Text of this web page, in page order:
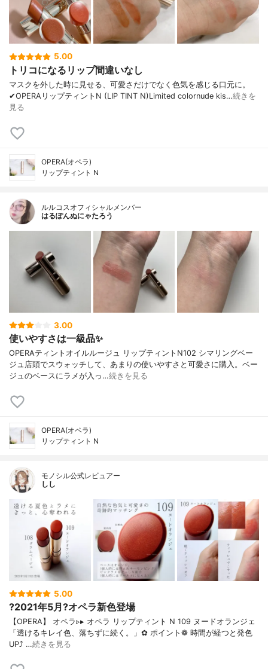
5.00
トリコになるリップ間違いなし
マスクを外した時に見せる、可愛さだけでなく色気を感じる口元に。
✔︎OPERAリップティントN (LIP TINT N)Limited colornude kis…続きを
見る
OPERA(オペラ)
リップティント N
ルルコスオフィシャルメンバー
はるぽんぬにゃたろう
3.00
使いやすさは一級品✨
OPERAティントオイルルージュ リップティントN102 シマリングベー
ジュ店頭でスウォッチして、あまりの使いやすさと可愛さに購入。ベー
ジュのベースにラメが入っ…続きを見る
OPERA(オペラ)
リップティント N
モノシル公式レビュアー
しし
5.00
?2021年5月?オペラ新色登場
【OPERA】 オペラ▹▸ オペラ リップティント N 109 ヌードオランジェ
「透けるキレイ色、落ちずに続く。」✿ ポイント❁︎ 時間が経つと発色
UP⤴ …続きを見る